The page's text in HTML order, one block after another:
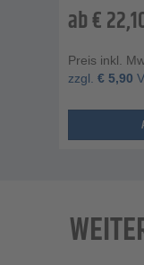
ab€
Preis inkl.
zzgl. € 5,90